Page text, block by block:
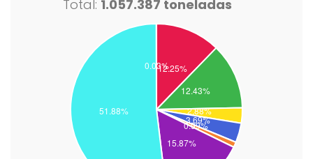
Total: 1.057.387 toneladas